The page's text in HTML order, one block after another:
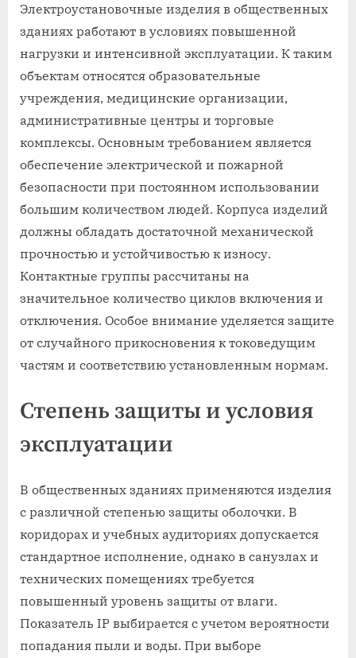
Электроустановочные изделия в общественных
зданиях работают в условиях повышенной
нагрузки и интенсивной эксплуатации. К таким
объектам относятся образовательные
учреждения, медицинские организации,
административные центры и торговые
комплексы. Основным требованием является
обеспечение электрической и пожарной
безопасности при постоянном использовании
большим количеством людей. Корпуса изделий
должны обладать достаточной механической
прочностью и устойчивостью к износу.
Контактные группы рассчитаны на
значительное количество циклов включения и
отключения. Особое внимание уделяется защите
от случайного прикосновения к токоведущим
частям и соответствию установленным нормам.
Степень защиты и условия
эксплуатации
В общественных зданиях применяются изделия
с различной степенью защиты оболочки. В
коридорах и учебных аудиториях допускается
стандартное исполнение, однако в санузлах и
технических помещениях требуется
повышенный уровень защиты от влаги.
Показатель IP выбирается с учетом вероятности
попадания пыли и воды. При выборе